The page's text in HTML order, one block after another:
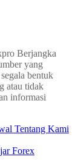
Berjangka
yang
bentuk
atau tidak
informasi
Tentang Kami
Forex